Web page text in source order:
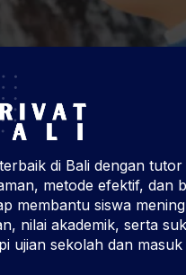
di Bali dengan tutor
metode efektif, dan
membantu siswa
nilai akademik, serta
ujian sekolah dan